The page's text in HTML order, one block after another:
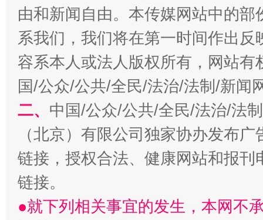
全民健身五年计划来了！等你上场
阿坝州三大球赛在茂县开幕
由和新闻自由。本传媒网站中的
系我们，我们将在第一时间作出
容系本人或法人版权所有，网站
国/公众/公共/全民/法治/法制/新闻
二、 中国/公众/公共/全民/法治/法
（北京）有限公司独家协办发布
链接，授权合法、健康网站和报
链接。
●就下列相关事宜的发生，本网不